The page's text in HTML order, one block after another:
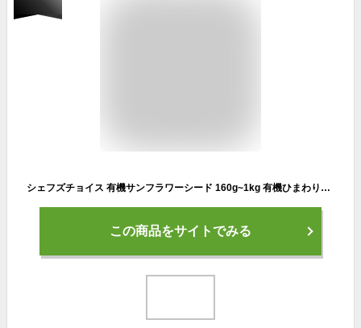
シェフズチョイス 有機サンフラワーシード 160g~1kg 有機ひまわりの種 生 RAW Organic Sunflower Seed kernels (160g x 1)
この商品をサイトでみる